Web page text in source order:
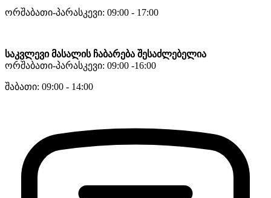
ორშაბათი-პარასკევი: 09:00 - 17:00
საკვლევი მასალის ჩაბარება შესაძლებელია
ორშაბათი-პარასკევი: 09:00 -16:00
შაბათი: 09:00 - 14:00